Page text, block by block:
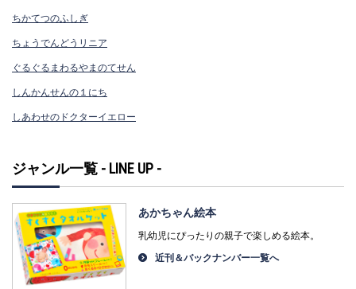
ちかてつのふしぎ
ちょうでんどうリニア
ぐるぐるまわるやまのてせん
しんかんせんの１にち
しあわせのドクターイエロー
ジャンル一覧 - LINE UP -
あかちゃん絵本
乳幼児にぴったりの親子で楽しめる絵本。
近刊＆バックナンバー一覧へ